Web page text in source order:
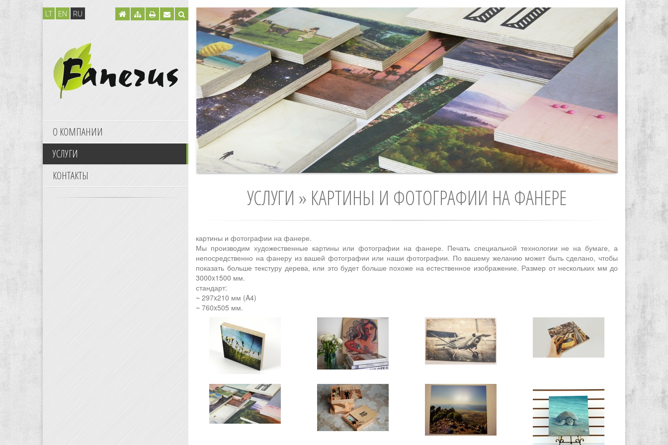
LT EN RU
О КОМПАНИИ
УСЛУГИ
КОНТАКТЫ
УСЛУГИ » КАРТИНЫ И ФОТОГРАФИИ НА ФАНЕРЕ
картины и фотографии на фанере.
Мы производим художественные картины или фотографии на фанере. Печать специальной технологии не на бумаге, а
непосредственно на фанеру из вашей фотографии или наши фотографии. По вашему желанию может быть сделано, чтобы
показать больше текстуру дерева, или это будет больше похоже на естественное изображение. Размер от нескольких мм до
3000x1500 мм.
стандарт:
~ 297x210 мм (A4)
~ 760x505 мм.